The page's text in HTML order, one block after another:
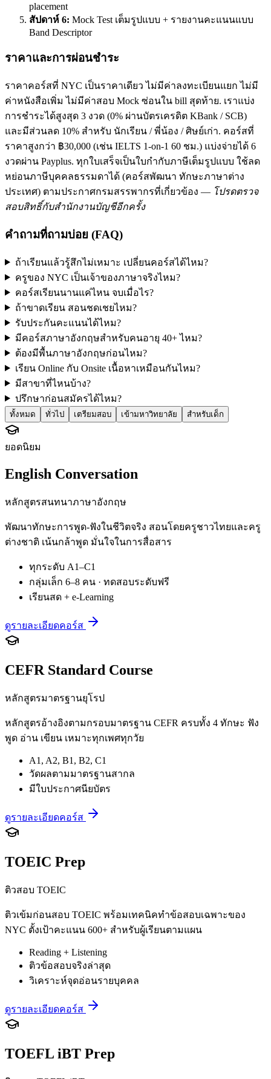
placement
สัปดาห์ 6: Mock Test เต็มรูปแบบ + รายงานคะแนนแบบ
Band Descriptor
ราคาและการผ่อนชำระ
ราคาคอร์สที่ NYC เป็นราคาเดียว ไม่มีค่าลงทะเบียนแยก ไม่มี
ค่าหนังสือเพิ่ม ไม่มีค่าสอบ Mock ซ่อนใน bill สุดท้าย. เราแบ่ง
การชำระได้สูงสุด 3 งวด (0% ผ่านบัตรเครดิต KBank / SCB)
และมีส่วนลด 10% สำหรับ นักเรียน / พี่น้อง / ศิษย์เก่า. คอร์สที่
ราคาสูงกว่า ฿30,000 (เช่น IELTS 1-on-1 60 ชม.) แบ่งจ่ายได้ 6
งวดผ่าน Payplus. ทุกใบเสร็จเป็นใบกำกับภาษีเต็มรูปแบบ ใช้ลด
หย่อนภาษีบุคคลธรรมดาได้ (คอร์สพัฒนา ทักษะภาษาต่าง
ประเทศ) ตามประกาศกรมสรรพากรที่เกี่ยวข้อง — โปรดตรวจ
สอบสิทธิ์กับสำนักงานบัญชีอีกครั้ง
คำถามที่ถามบ่อย (FAQ)
ถ้าเรียนแล้วรู้สึกไม่เหมาะ เปลี่ยนคอร์สได้ไหม?
ครูของ NYC เป็นเจ้าของภาษาจริงไหม?
คอร์สเรียนนานแค่ไหน จบเมื่อไร?
ถ้าขาดเรียน สอนชดเชยไหม?
รับประกันคะแนนได้ไหม?
มีคอร์สภาษาอังกฤษสำหรับคนอายุ 40+ ไหม?
ต้องมีพื้นภาษาอังกฤษก่อนไหม?
เรียน Online กับ Onsite เนื้อหาเหมือนกันไหม?
มีสาขาที่ไหนบ้าง?
ปรึกษาก่อนสมัครได้ไหม?
ทั้งหมด ทั่วไป เตรียมสอบ เข้ามหาวิทยาลัย สำหรับเด็ก
ยอดนิยม
English Conversation
หลักสูตรสนทนาภาษาอังกฤษ
พัฒนาทักษะการพูด-ฟังในชีวิตจริง สอนโดยครูชาวไทยและครู
ต่างชาติ เน้นกล้าพูด มั่นใจในการสื่อสาร
ทุกระดับ A1–C1
กลุ่มเล็ก 6–8 คน · ทดสอบระดับฟรี
เรียนสด + e-Learning
ดูรายละเอียดคอร์ส
CEFR Standard Course
หลักสูตรมาตรฐานยุโรป
หลักสูตรอ้างอิงตามกรอบมาตรฐาน CEFR ครบทั้ง 4 ทักษะ ฟัง
พูด อ่าน เขียน เหมาะทุกเพศทุกวัย
A1, A2, B1, B2, C1
วัดผลตามมาตรฐานสากล
มีใบประกาศนียบัตร
ดูรายละเอียดคอร์ส
TOEIC Prep
ติวสอบ TOEIC
ติวเข้มก่อนสอบ TOEIC พร้อมเทคนิคทำข้อสอบเฉพาะของ
NYC ตั้งเป้าคะแนน 600+ สำหรับผู้เรียนตามแผน
Reading + Listening
ติวข้อสอบจริงล่าสุด
วิเคราะห์จุดอ่อนรายบุคคล
ดูรายละเอียดคอร์ส
TOEFL iBT Prep